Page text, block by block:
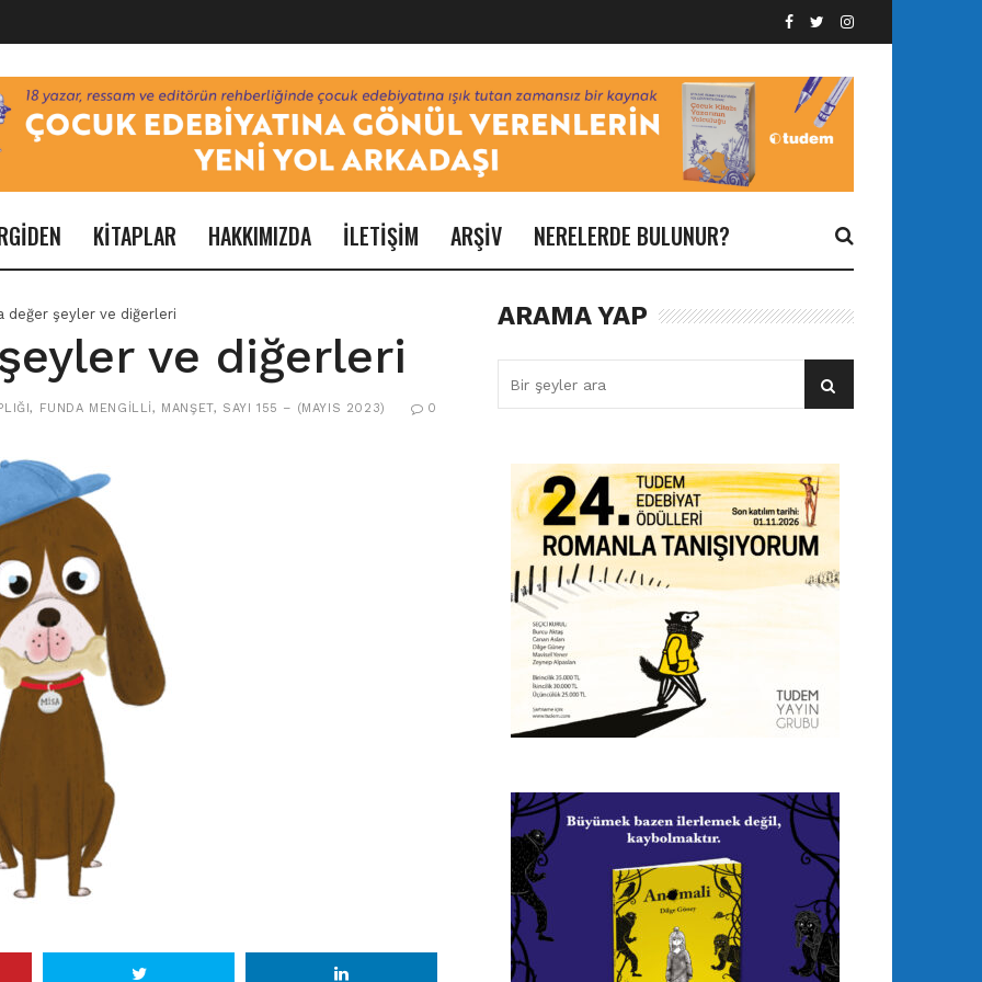
KİTAPLAR HAKKIMIZDA İLETİŞİM ARŞİV NERELERDE BULUNUR?
değer şeyler ve diğerleri
ve diğerleri
, FUNDA MENGILLI, MANŞET, SAYI 155 – (MAYIS 2023) 0
ARAMA YAP